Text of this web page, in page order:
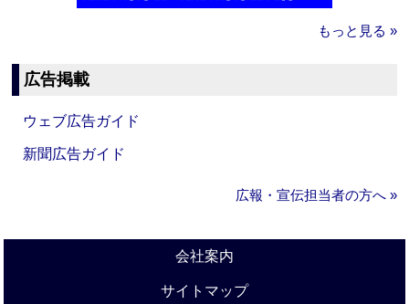
もっと見る »
広告掲載
ウェブ広告ガイド
新聞広告ガイド
広報・宣伝担当者の方へ »
会社案内
サイトマップ